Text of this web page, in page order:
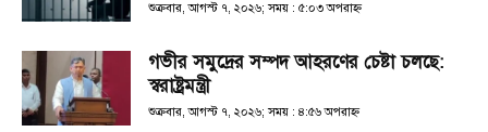
শুক্রবার, আগস্ট ৭, ২০২৬; সময় : ৫:০৩ অপরাহ্ণ
গভীর সমুদ্রের সম্পদ আহরণের চেষ্টা চলছে:
স্বরাষ্ট্রমন্ত্রী
শুক্রবার, আগস্ট ৭, ২০২৬; সময় : ৪:৫৬ অপরাহ্ণ